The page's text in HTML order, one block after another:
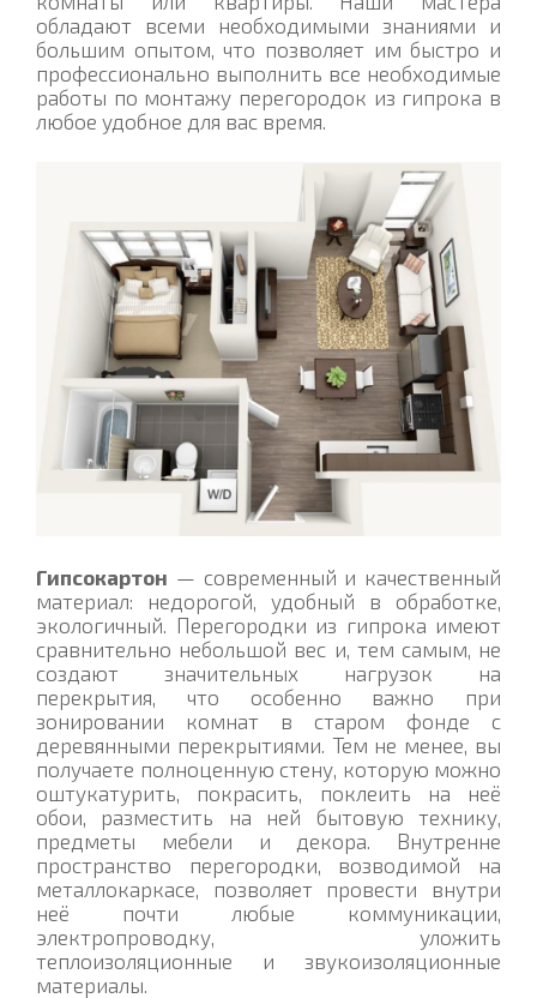
обладают всеми необходимыми знаниями и
большим опытом, что позволяет им быстро и
профессионально выполнить все необходимые
работы по монтажу перегородок из гипрока в
любое удобное для вас время.
Гипсокартон — современный и качественный
материал: недорогой, удобный в обработке,
экологичный. Перегородки из гипрока имеют
сравнительно небольшой вес и, тем самым, не
создают значительных нагрузок на
перекрытия, что особенно важно при
зонировании комнат в старом фонде с
деревянными перекрытиями. Тем не менее, вы
получаете полноценную стену, которую можно
оштукатурить, покрасить, поклеить на неё
обои, разместить на ней бытовую технику,
предметы мебели и декора. Внутренне
пространство перегородки, возводимой на
металлокаркасе, позволяет провести внутри
неё почти любые коммуникации,
электропроводку, уложить
теплоизоляционные и звукоизоляционные
материалы.